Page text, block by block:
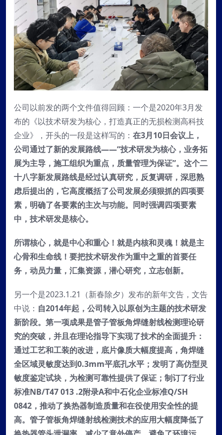
公司以前发的两个文件值得回顾：一个是2020年3月发
布的《以技术研发为核心，打造真正的无损检测高科技
企业》，开头的一段是这样写的： 在3月10日会议上，
公司通过了新的发展路线——“技术研发为核心，业务拓
展为主导，施工组织为重点，质量管理为保证”。这个二
十八字新发展路线是经过认真研究，反复调研，深思熟
虑后提出的，它高度概括了公司发展必须狠抓的四项要
素，明确了各要素的主次与功能。同时强调四项要素
中，技术研发是核心。
所谓核心，就是中心和重心！就是内核和灵魂！就是主
心骨和生命线！要把技术研发作为重中之重的首要任
务，动员力量，汇集资源，潜心研究，立志创新。
另一个是2023.1.21（新春除夕）发布的新年文告，文告
中说： 自2014年起，公司转入以原创为主题的技术研发
新阶段。第一项成果是管子管板角焊缝射线检测理论研
究的突破，并且在理论指导下实现了技术的全面提升：
通过工艺和工装的改进，底片像质大幅度提高，角焊缝
全区域灵敏度达到0.3mm平底孔水平；发明了高仿型灵
敏度鉴定试块，为检测可靠性提供了保证；制订了行业
标准NB/T47013 .2附录A和中石化企业标准Q/SH
0842 ，推动了换热器制造质量和在役使用安全性的提
高。管子管板角焊缝射线检测技术的应用大幅度降低了